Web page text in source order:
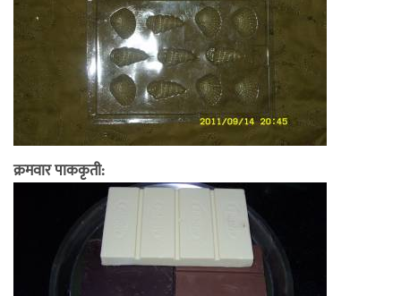
क्रमवार पाककृती: